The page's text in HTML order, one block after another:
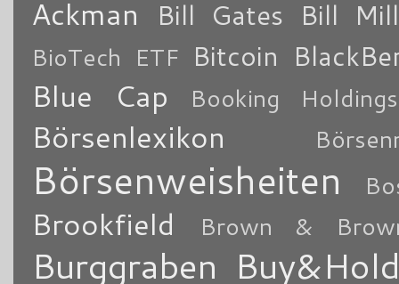
Ackman Bill Gates Bill
BioTech ETF Bitcoin
Blue Cap Booking Holdings
Börsenlexikon
Börsenweisheiten
Brookfield Brown &
Burggraben